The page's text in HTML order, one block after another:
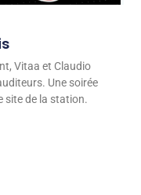
Vitaa et Claudio
Une soirée
site de la station.